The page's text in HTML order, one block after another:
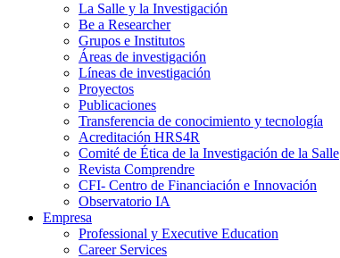
La Salle y la Investigación
Be a Researcher
Grupos e Institutos
Áreas de investigación
Líneas de investigación
Proyectos
Publicaciones
Transferencia de conocimiento y tecnología
Acreditación HRS4R
Comité de Ética de la Investigación de la Salle
Revista Comprendre
CFI- Centro de Financiación e Innovación
Observatorio IA
Empresa
Professional y Executive Education
Career Services